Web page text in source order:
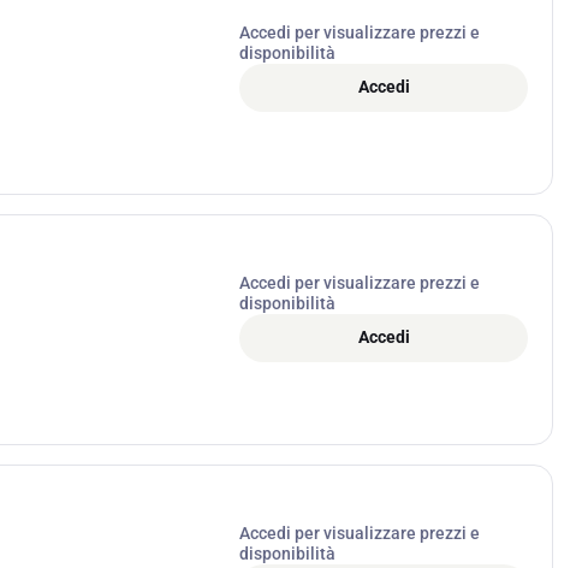
Accedi per visualizzare prezzi e
disponibilità
Accedi
Accedi per visualizzare prezzi e
disponibilità
Accedi
Accedi per visualizzare prezzi e
disponibilità